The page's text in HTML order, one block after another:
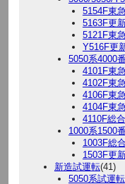
5154F東
5163F更
5121F東
Y516F更
5050系4000
4101F東
4102F東
4106F東
4104F東
4110F総
1000系1500
1003F総
1503F更
新造試運転(41)
5050系試運転